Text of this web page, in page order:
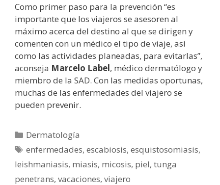
Como primer paso para la prevención “es
importante que los viajeros se asesoren al
máximo acerca del destino al que se dirigen y
comenten con un médico el tipo de viaje, así
como las actividades planeadas, para evitarlas”,
aconseja Marcelo Label, médico dermatólogo y
miembro de la SAD. Con las medidas oportunas,
muchas de las enfermedades del viajero se
pueden prevenir.
Categorías
Dermatología
Etiquetas
enfermedades,escabiosis,esquistosomiasis,
leishmaniasis, miasis, micosis, piel, tunga
penetrans, vacaciones, viajero